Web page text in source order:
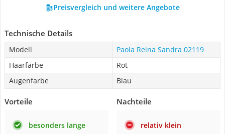
Preisvergleich und weitere Angebote
Technische Details
Modell
Paola Reina Sandra 02119
Haarfarbe
Rot
Augenfarbe
Blau
Vorteile
besonders lange
Nachteile
relativ klein